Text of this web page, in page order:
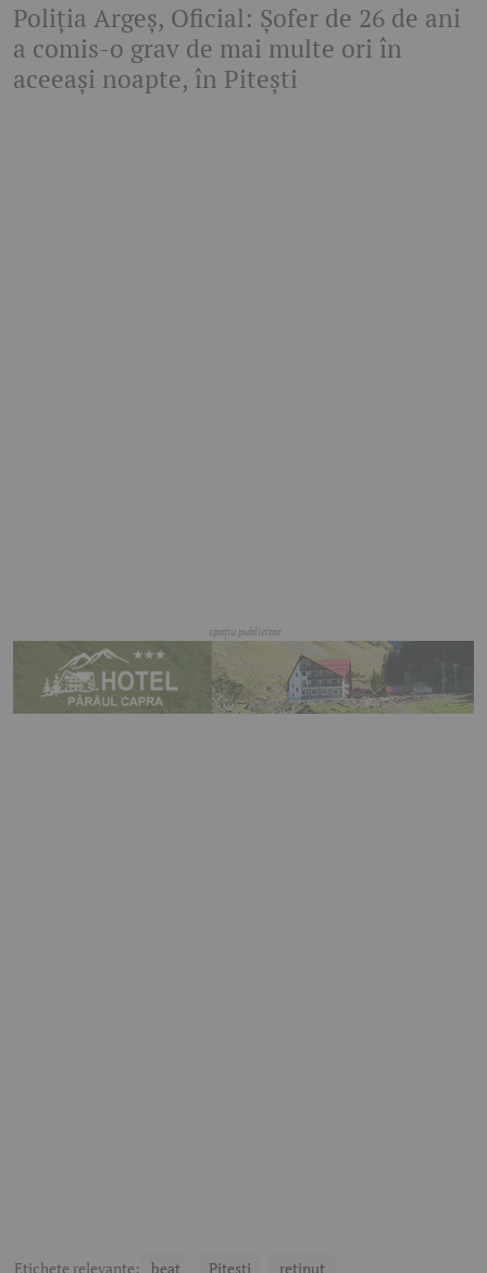
Poliția Argeș, Oficial: Șofer de 26 de ani
a comis-o grav de mai multe ori în
aceeași noapte, în Pitești
Etichete relevante: beat Pitesti reținut